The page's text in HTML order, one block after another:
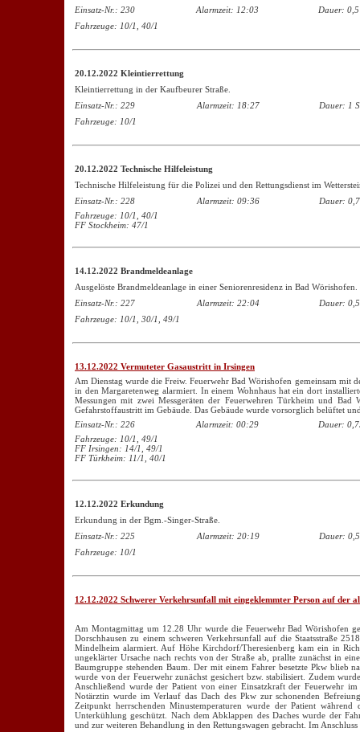
Einsatz-Nr.: 230
Alarmzeit: 12:03
Dauer:
Fahrzeuge: 10/1, 40/1
20.12.2022 Kleintierrettung
Kleintierrettung in der Kaufbeurer Straße.
Einsatz-Nr.: 229
Alarmzeit: 18:27
Dauer: 1
Fahrzeuge: 10/1
20.12.2022 Technische Hilfeleistung
Technische Hilfeleistung für die Polizei und den Rettungsdienst im
Einsatz-Nr.: 228
Alarmzeit: 09:36
Dauer:
Fahrzeuge: 10/1, 40/1
FF Stockheim: 47/1
14.12.2022 Brandmeldeanlage
Ausgelöste Brandmeldeanlage in einer Seniorenresidenz in Bad Wörishofen.
Einsatz-Nr.: 227
Alarmzeit: 22:04
Dauer:
Fahrzeuge: 10/1, 30/1, 49/1
13.12.2022 Vermuteter Gasaustritt in Irsingen
Am Dienstag wurde die Freiw. Feuerwehr Bad Wörishofen gemeinsam mit
in den Margaretenweg alarmiert. In einem Wohnhaus hat ein dort
Messungen mit zwei Messgeräten der Feuerwehren Türkheim und
Gefahrstoffaustritt im Gebäude. Das Gebäude wurde vorsorglich belüftet
Einsatz-Nr.: 226
Alarmzeit: 00:29
Dauer:
Fahrzeuge: 10/1, 49/1
FF Irsingen: 14/1, 49/1
FF Türkheim: 11/1, 40/1
12.12.2022 Erkundung
Erkundung in der Bgm.-Singer-Straße.
Einsatz-Nr.: 225
Alarmzeit: 20:19
Dauer:
Fahrzeuge: 10/1
12.12.2022 Schwerer Verkehrsunfall mit eingeklemmter Person auf der
Am Montagmittag um 12.28 Uhr wurde die Feuerwehr Bad Wörishofen
Dorschhausen zu einem schweren Verkehrsunfall auf die Staatsstraße
Mindelheim alarmiert. Auf Höhe Kirchdorf/Theresienberg kam ein in
ungeklärter Ursache nach rechts von der Straße ab, prallte zunächst in
Baumgruppe stehenden Baum. Der mit einem Fahrer besetzte Pkw blieb
wurde von der Feuerwehr zunächst gesichert bzw. stabilisiert. Zudem
Anschließend wurde der Patient von einer Einsatzkraft der Feuerwehr
Notärztin wurde im Verlauf das Dach des Pkw zur schonenden
Zeitpunkt herrschenden Minustemperaturen wurde der Patient
Unterkühlung geschützt. Nach dem Abklappen des Daches wurde der
und zur weiteren Behandlung in den Rettungswagen gebracht. Im